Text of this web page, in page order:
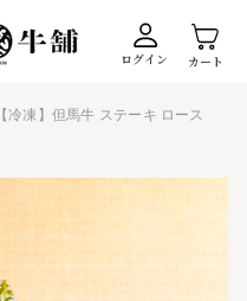
ログイン カート
【冷凍】但馬牛 ステーキ ロース